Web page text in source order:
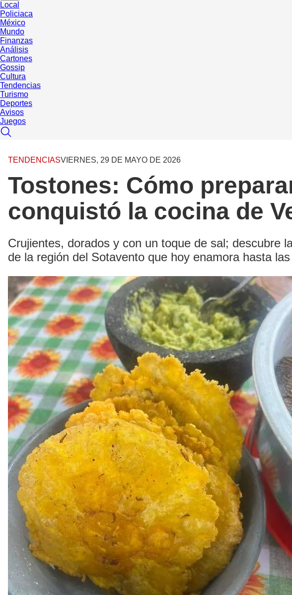
Local
Policiaca
México
Mundo
Finanzas
Análisis
Cartones
Gossip
Cultura
Tendencias
Turismo
Deportes
Avisos
Juegos
TENDENCIASVIERNES, 29 DE MAYO DE 2026
Tostones: Cómo
conquistó la cocina de
Crujientes, dorados y con un toque de sal; descubre
de la región del Sotavento que hoy enamora hasta